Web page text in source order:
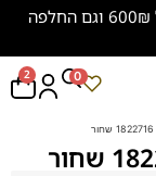
משתלם להתחדש: משלוח חינם ברכישה מעל 600₪ וגם החלפה
2 0